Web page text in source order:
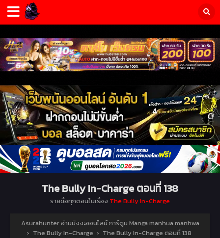
The Bully In-Charge ตอนที่ 138
รายชื่อทุกตอนในเรื่อง The Bully In-Charge
Asurahunter อ่านมังงะออนไลน์ การ์ตูน Manga manhua manhwa
› The Bully In-Charge › The Bully In-Charge ตอนที่ 138